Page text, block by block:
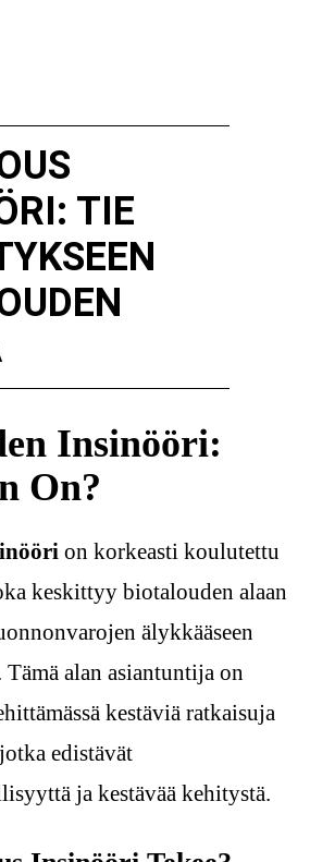
TIE
Insinööri:
On?
on korkeasti koulutettu
keskittyy biotalouden alaan
älykkääseen
alan asiantuntija on
kestäviä ratkaisuja
edistävät
ja kestävää kehitystä.